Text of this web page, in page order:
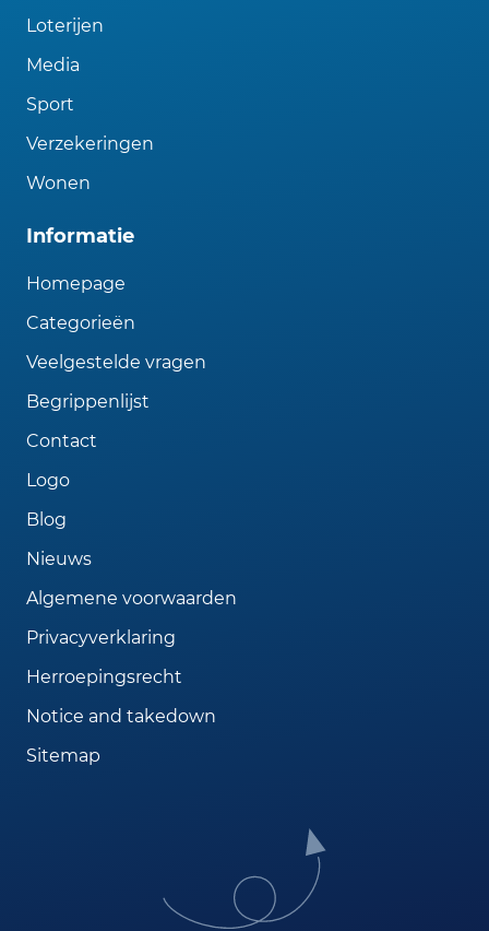
Loterijen
Media
Sport
Verzekeringen
Wonen
Informatie
Homepage
Categorieën
Veelgestelde vragen
Begrippenlijst
Contact
Logo
Blog
Nieuws
Algemene voorwaarden
Privacyverklaring
Herroepingsrecht
Notice and takedown
Sitemap